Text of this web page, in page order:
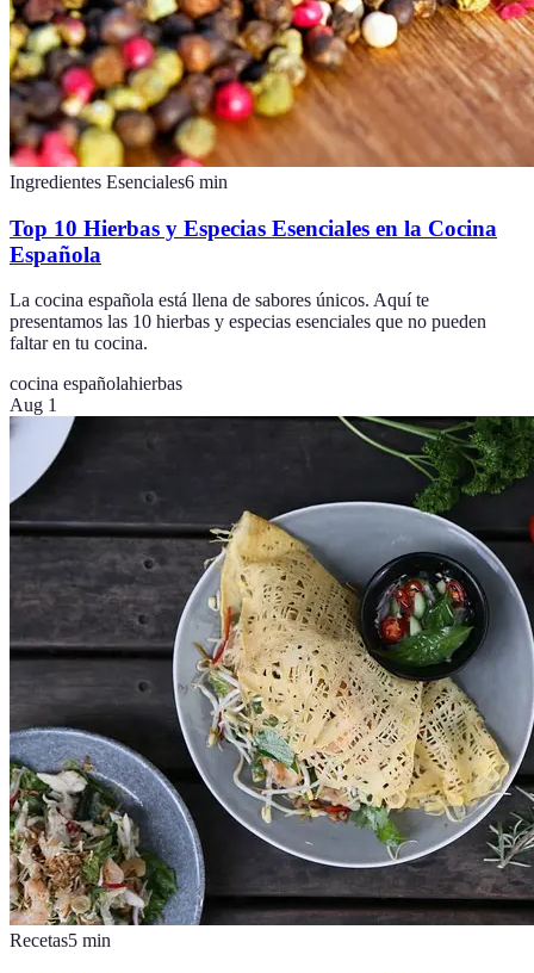
Ingredientes Esenciales6 min
Top 10 Hierbas y Especias Esenciales en la Cocina
Española
La cocina española está llena de sabores únicos. Aquí te
presentamos las 10 hierbas y especias esenciales que no pueden
faltar en tu cocina.
cocina españolahierbas
Aug 1
Recetas5 min